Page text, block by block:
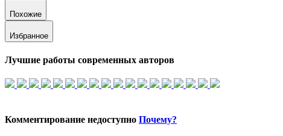
Похожие
Избранное
Лучшие работы современных авторов
Комментирование недоступно Почему?